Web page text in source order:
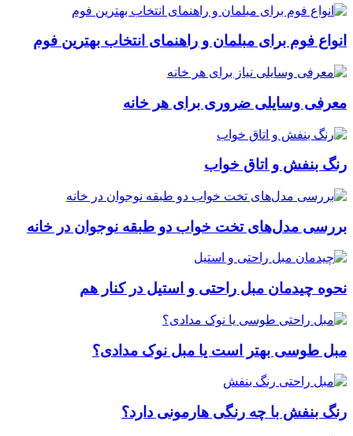
انواع فوم برای مبلمان و راهنمای انتخاب بهترین فوم
معرفی وسایلی ضروری برای هر خانه
رنگ بنفش و اتاق خواب
بررسی مدل‌های تخت خواب دو طبقه نوجوان در خانه
نحوه چیدمان مبل راحتی و استیل در کنار هم
مبل طوسی بهتر است یا مبل نوک مدادی؟
رنگ بنفش با چه رنگی هارمونی دارد؟